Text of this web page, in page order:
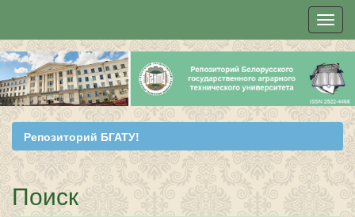
Skip
navigation
Репозиторий БГАТУ!
Поиск